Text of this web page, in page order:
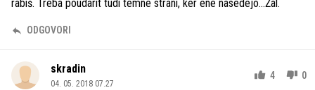
rabiš. Treba poudarit tudi temne strani, ker ene nasedejo...Žal.
ODGOVORI
skradin
04. 05. 2018 07.27
4 0